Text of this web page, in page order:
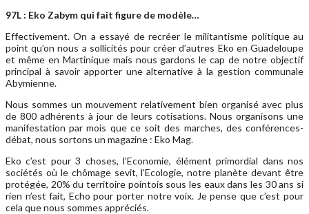
97L : Eko Zabym qui fait figure de modèle…
Effectivement. On a essayé de recréer le militantisme politique au
point qu’on nous a sollicités pour créer d’autres Eko en Guadeloupe
et même en Martinique mais nous gardons le cap de notre objectif
principal à savoir apporter une alternative à la gestion communale
Abymienne.
Nous sommes un mouvement relativement bien organisé avec plus
de 800 adhérents à jour de leurs cotisations. Nous organisons une
manifestation par mois que ce soit des marches, des conférences-
débat, nous sortons un magazine : Eko Mag.
Eko c’est pour 3 choses, l’Economie, élément primordial dans nos
sociétés où le chômage sevit, l’Ecologie, notre planète devant être
protégée, 20% du territoire pointois sous les eaux dans les 30 ans si
rien n’est fait, Echo pour porter notre voix. Je pense que c’est pour
cela que nous sommes appréciés.